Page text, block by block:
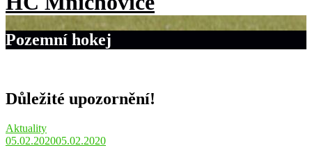
Pozemní hokej
Důležité upozornění!
Aktuality
05.02.202005.02.2020